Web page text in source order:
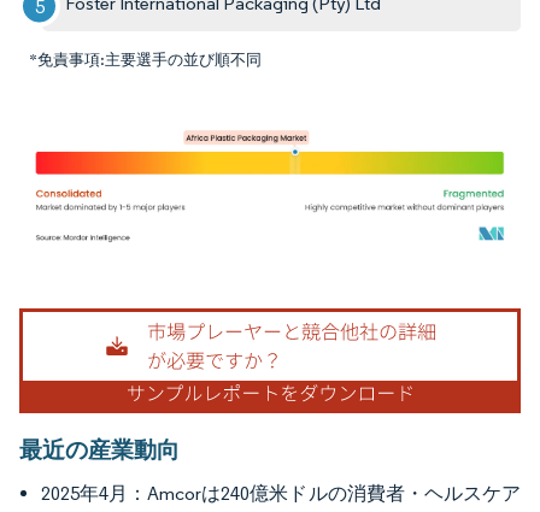
*免責事項:主要選手の並び順不同
画像 © Mordor Intelligence。再利用にはCC BY 4.0の表示が必要です。
最近の産業動向
2025年4月：Amcorは240億米ドルの消費者・ヘルスケア